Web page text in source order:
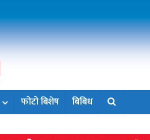
फोटो बिशेष बिबिध